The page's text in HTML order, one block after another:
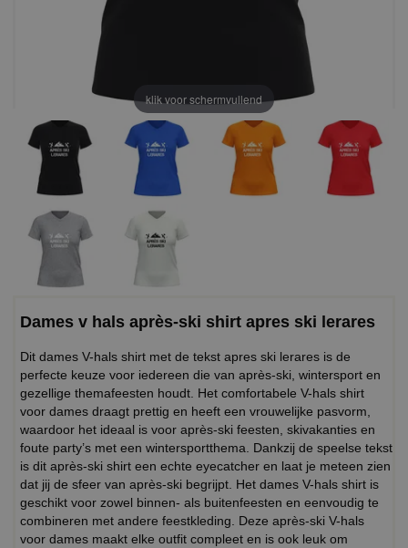
klik voor schermvullend
Dames v hals après-ski shirt apres ski lerares
Dit dames V-hals shirt met de tekst apres ski lerares is de
perfecte keuze voor iedereen die van après-ski, wintersport en
gezellige themafeesten houdt. Het comfortabele V-hals shirt
voor dames draagt prettig en heeft een vrouwelijke pasvorm,
waardoor het ideaal is voor après-ski feesten, skivakanties en
foute party’s met een wintersportthema. Dankzij de speelse tekst
is dit après-ski shirt een echte eyecatcher en laat je meteen zien
dat jij de sfeer van après-ski begrijpt. Het dames V-hals shirt is
geschikt voor zowel binnen- als buitenfeesten en eenvoudig te
combineren met andere feestkleding. Deze après-ski V-hals
voor dames maakt elke outfit compleet en is ook leuk om